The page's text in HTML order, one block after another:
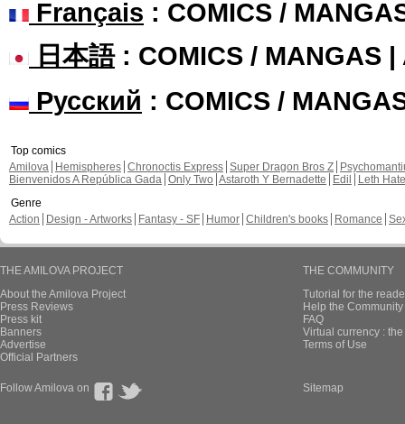
Français : COMICS /
日本語: COMICS / MANGAS |
Русский : COMICS /
Top comics
Amilova
Hemispheres Chronoctis Express Super Dragon Bros Z
Bienvenidos A República Gada Only Two Astaroth Y Bernadette Edil
Leth Hate
Genre
Action
Design - Artworks Fantasy - SF Humor Children's books Romance
THE AMILOVA PROJECT
About the Amilova Project
Press Reviews
Press kit
Banners
Advertise
Official Partners
THE COMMUNITY
Tutorial for the
Help the
FAQ
Virtual currency :
Terms of Use
Follow Amilova on Sitemap